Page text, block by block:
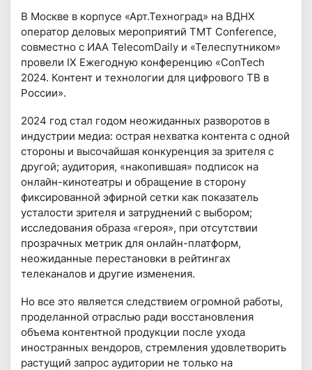
В Москве в корпусе «Арт.Техноград» на ВДНХ
оператор деловых мероприятий TMT Conference,
совместно с ИАА TelecomDaily и «Телеспутником»
провели IX Ежегодную конференцию «ConTech
2024. Контент и технологии для цифрового ТВ в
России».
2024 год стал годом неожиданных разворотов в
индустрии медиа: острая нехватка контента с одной
стороны и высочайшая конкуренция за зрителя с
другой; аудитория, «накопившая» подписок на
онлайн-кинотеатры и обращение в сторону
фиксированной эфирной сетки как показатель
усталости зрителя и затруднений с выбором;
исследования образа «героя», при отсутствии
прозрачных метрик для онлайн-платформ,
неожиданные перестановки в рейтингах
телеканалов и другие изменения.
Но все это является следствием огромной работы,
проделанной отраслью ради восстановления
объема контентной продукции после ухода
иностранных вендоров, стремления удовлетворить
растущий запрос аудитории не только на